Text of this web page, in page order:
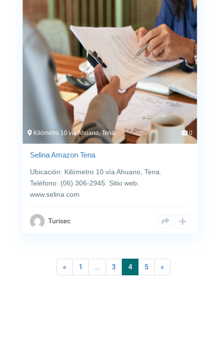
Kilómetro 10 vía Ahuano, Tena. 0
Selina Amazon Tena
Ubicación: Kilómetro 10 vía Ahuano, Tena.
Teléfono: (06) 306-2945. Sitio web:
www.selina.com
Turisec
« 1 … 3 4 5 »